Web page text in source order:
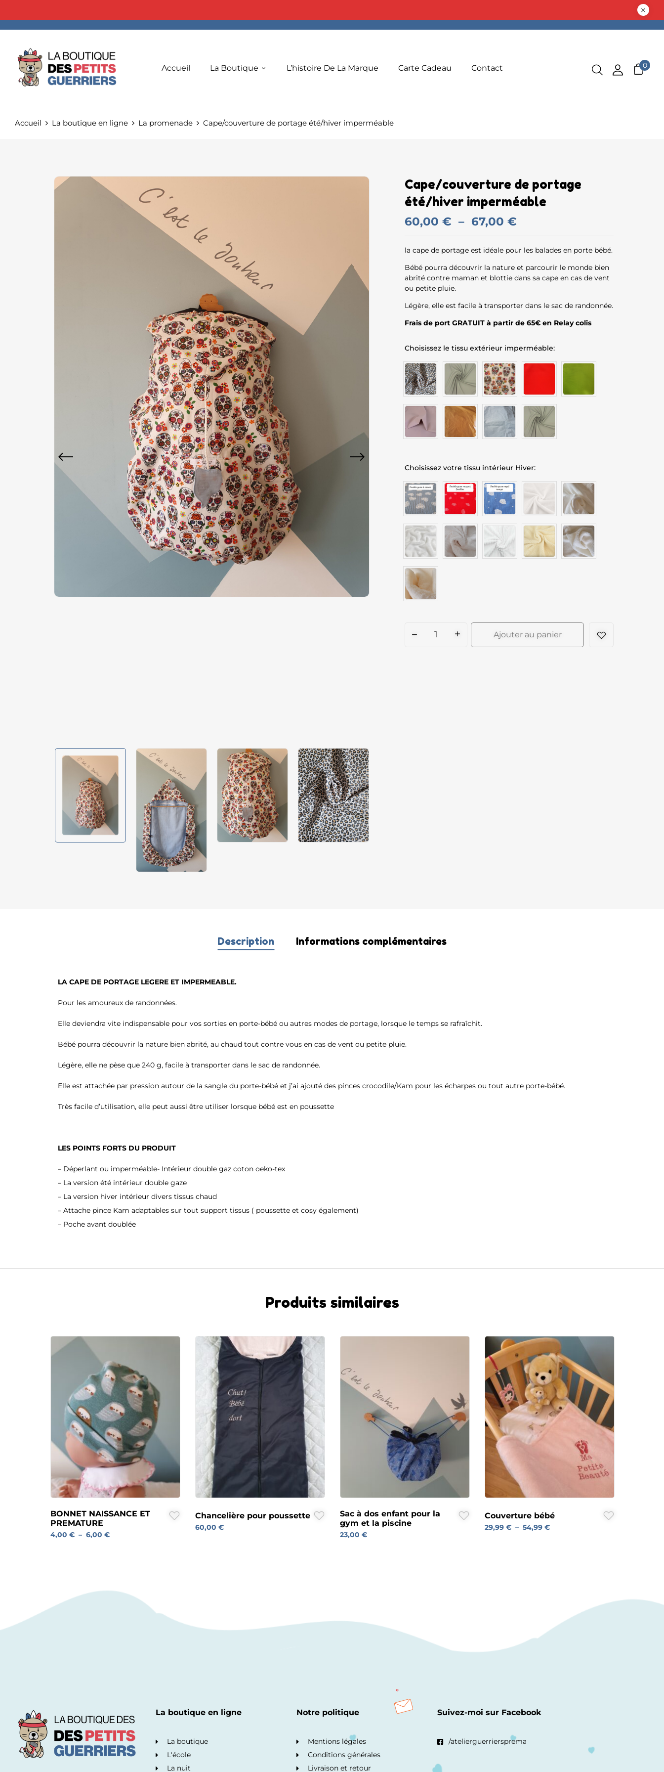
Accueil La Boutique L’histoire De La Marque Carte Cadeau Contact 0
Accueil La boutique en ligne La promenade Cape/couverture de portage été/hiver imperméable
Cape/couverture de portage
été/hiver imperméable
60,00€ – 67,00€
la cape de portage est idéale pour les balades en porte bébé.
Bébé pourra découvrir la nature et parcourir le monde bien
abrité contre maman et blottie dans sa cape en cas de vent
ou petite pluie.
Légère, elle est facile à transporter dans le sac de randonnée.
Frais de port GRATUIT à partir de 65€ en Relay colis
Choisissez le tissu extérieur imperméable
Choisissez votre tissu intérieur Hiver
Ajouter au panier
Description Informations complémentaires
LA CAPE DE PORTAGE LEGERE ET IMPERMEABLE.
Pour les amoureux de randonnées.
Elle deviendra vite indispensable pour vos sorties en porte-bébé ou autres modes de portage, lorsque le temps se rafraîchit.
Bébé pourra découvrir la nature bien abrité, au chaud tout contre vous en cas de vent ou petite pluie.
Légère, elle ne pèse que 240 g, facile à transporter dans le sac de randonnée.
Elle est attachée par pression autour de la sangle du porte-bébé et j’ai ajouté des pinces crocodile/Kam pour les écharpes ou tout autre porte-bébé.
Très facile d’utilisation, elle peut aussi être utiliser lorsque bébé est en poussette
LES POINTS FORTS DU PRODUIT
– Déperlant ou imperméable- Intérieur double gaz coton oeko-tex
– La version été intérieur double gaze
– La version hiver intérieur divers tissus chaud
– Attache pince Kam adaptables sur tout support tissus ( poussette et cosy également)
– Poche avant doublée
Produits similaires
BONNET NAISSANCE ET
PREMATURE
4,00 € – 6,00 €
Chancelière pour poussette
60,00 €
Sac à dos enfant pour la
gym et la piscine
23,00 €
Couverture bébé
29,99 € – 54,99 €
La boutique en ligne
La boutique
L'école
La nuit
Notre politique
Mentions légales
Conditions générales
Livraison et retour
Suivez-moi sur Facebook
/atelierguerriersprema